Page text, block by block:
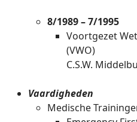
8/1989 – 7/1995
Voortgezet
(VWO)
C.S.W.
Vaardigheden
Medische